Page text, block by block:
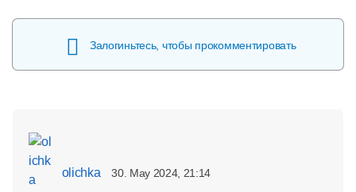
Залогиньтесь, чтобы прокомментировать
olichka 30. May 2024, 21:14